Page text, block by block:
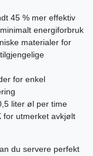
45 % mer effektiv
energiforbruk
materialer for
for enkel
liter øl per time
for utmerket avkjølt
du servere perfekt